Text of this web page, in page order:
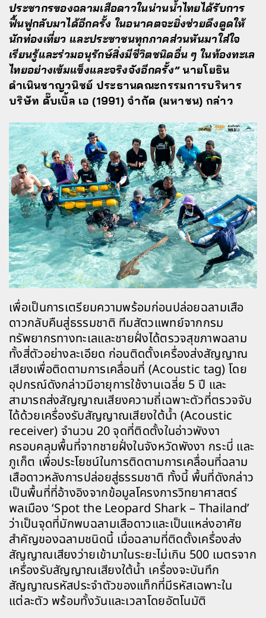
ประชากรของฉลามเสือดาวในน่านน้ำไทยได้รับการ
ฟื้นฟูกลับมาได้อีกครั้ง ในอนาคตจะยิ่งช่วยดึงดูดให้
นักท่องเที่ยว และประชาชนทุกภาคส่วนหันมาใส่ใจ
เรียนรู้และร่วมอนุรักษ์สิ่งมีชีวิตชนิดอื่น ๆ ในท้องทะเล
ไทยอย่างเข้มแข็งและจริงจังอีกครั้ง” นายโยธิน
ดำเนินชาญวนิชย์ ประธานคณะกรรมการบริหาร
บริษัท ดั๊บเบิ้ล เอ (1991) จำกัด (มหาชน) กล่าว
เพื่อเป็นการเตรียมความพร้อมก่อนปล่อยฉลามเสือ
ดาวกลับคืนสู่ธรรมชาติ ทีมสัตวแพทย์จากกรม
ทรัพยากรทางทะเลและชายฝั่งได้ตรวจสุขภาพฉลาม
ทั้งสี่ตัวอย่างละเอียด ก่อนติดตั้งเครื่องส่งสัญญาณ
เสียงเพื่อติดตามการเคลื่อนที่ (Acoustic tag) โดย
อุปกรณ์ดังกล่าวมีอายุการใช้งานเฉลี่ย 5 ปี และ
สามารถส่งสัญญาณเสียงความถี่เฉพาะตัวที่ตรวจจับ
ได้ด้วยเครื่องรับสัญญาณเสียงใต้น้ำ (Acoustic
receiver) จำนวน 20 จุดที่ติดตั้งในอ่าวพังงา
ครอบคลุมพื้นที่จากชายฝั่งในจังหวัดพังงา กระบี่ และ
ภูเก็ต เพื่อประโยชน์ในการติดตามการเคลื่อนที่ฉลาม
เสือดาวหลังการปล่อยสู่ธรรมชาติ ทั้งนี้ พื้นที่ดังกล่าว
เป็นพื้นที่ที่อ้างอิงจากข้อมูลโครงการวิทยาศาสตร์
พลเมือง ‘Spot the Leopard Shark – Thailand’
ว่าเป็นจุดที่มักพบฉลามเสือดาวและเป็นแหล่งอาศัย
สำคัญของฉลามชนิดนี้ เมื่อฉลามที่ติดตั้งเครื่องส่ง
สัญญาณเสียงว่ายเข้ามาในระยะไม่เกิน 500 เมตรจาก
เครื่องรับสัญญาณเสียงใต้น้ำ เครื่องจะบันทึก
สัญญาณรหัสประจำตัวของแท็กที่มีรหัสเฉพาะใน
แต่ละตัว พร้อมทั้งวันและเวลาโดยอัตโนมัติ